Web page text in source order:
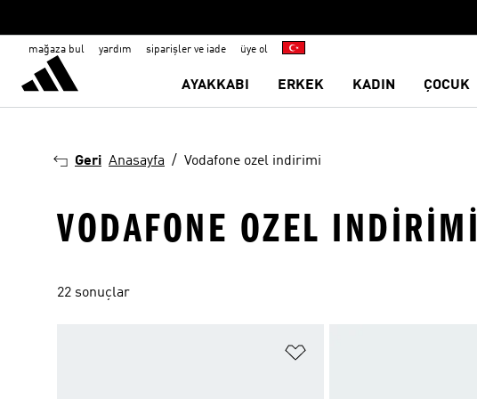
mağaza bul yardım siparişler ve iade üye ol
AYAKKABI ERKEK KADIN ÇOCUK
Geri Anasayfa Vodafone ozel indirimi
VODAFONE OZEL INDIRIMI
22 sonuçlar